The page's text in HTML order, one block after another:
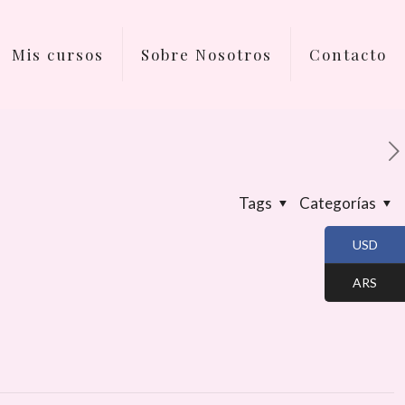
Mis cursos Sobre Nosotros Contacto
Categorías
Tags
USD
ARS